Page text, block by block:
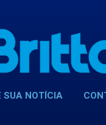
SUA NOTÍCIA